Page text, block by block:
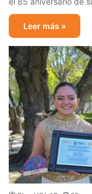
Leer más »